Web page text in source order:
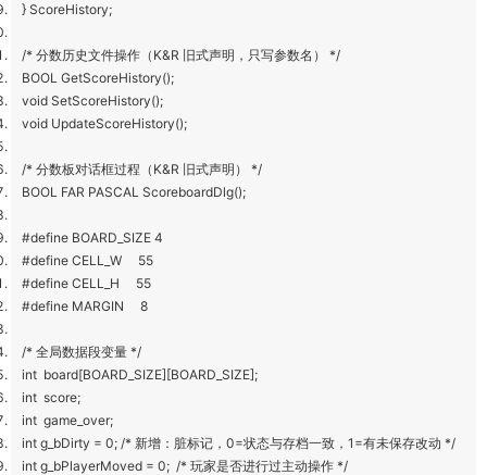
} ScoreHistory;
/* 分数历史文件操作（K&R 旧式声明，只写参数名） */
BOOL GetScoreHistory();
void SetScoreHistory();
void UpdateScoreHistory();
/* 分数板对话框过程（K&R 旧式声明） */
BOOL FAR PASCAL ScoreboardDlg();
#define BOARD_SIZE 4
#define CELL_W 55
#define CELL_H 55
#define MARGIN 8
/* 全局数据段变量 */
int board[BOARD_SIZE][BOARD_SIZE];
int score;
int game_over;
int g_bDirty = 0; /* 新增：脏标记，0=状态与存档一致，1=有未保存改动 */
int g_bPlayerMoved = 0; /* 玩家是否进行过主动操作 */